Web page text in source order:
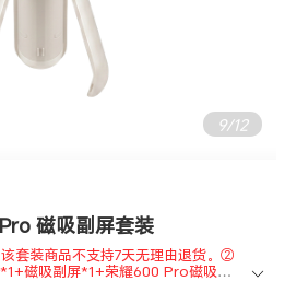
9/12
套装商品不支持7天无理由退货。②
磁吸副屏*1+荣耀600 Pro磁吸手
仅适配荣耀600 Pro，磁吸副屏和磁
。（荣耀600 超级版/元气版用户如
价，敬请谅解） 磁吸无界，双屏视界
磁吸副屏套装
套装商品不支持7天无理由退货。②
磁吸副屏*1+荣耀600 Pro磁吸手